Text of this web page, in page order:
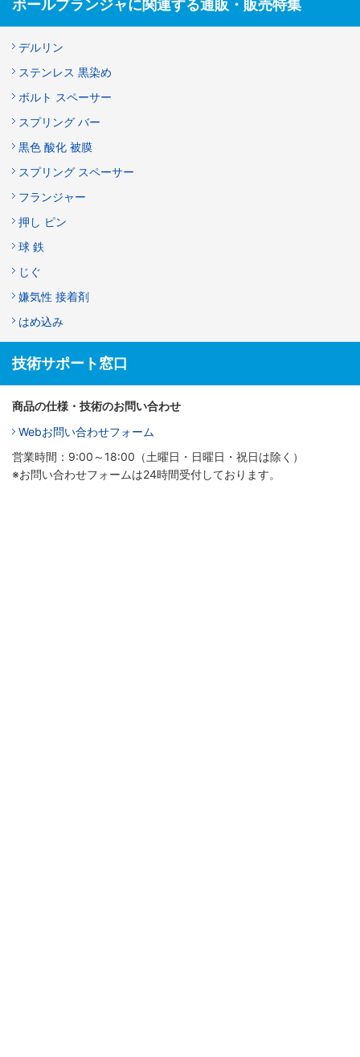
ボールプランジャに関連する通販・販売特集
デルリン
ステンレス 黒染め
ボルト スペーサー
スプリング バー
黒色 酸化 被膜
スプリング スペーサー
フランジャー
押し ピン
球 鉄
じぐ
嫌気性 接着剤
はめ込み
技術サポート窓口
商品の仕様・技術のお問い合わせ
Webお問い合わせフォーム
営業時間：9:00～18:00（土曜日・日曜日・祝日は除く）
※お問い合わせフォームは24時間受付しております。